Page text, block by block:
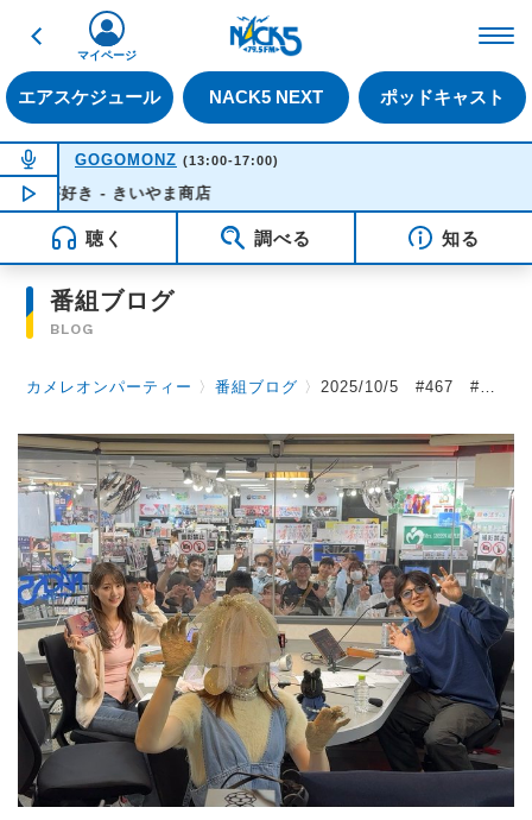
戻る
エアスケジュール NACK5 NEXT ポッドキャスト
マイページ
NOW ON AIR
GOGOMONZ (13:00-17:00)
NOW PLAYING15:57
好き - きいやま商店
聴く 調べる 知る
番組ブログ
BLOG
カメレオンパーティー 〉番組ブログ 〉2025/10/5 #467 #カメパ